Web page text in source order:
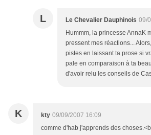
L Le Chevalier Dauphinois 09/
Hummm, la princesse AnnaK
pressent mes réactions...
pistes en laissant ta prose si
pale en comparaison à ta
d'avoir relu les conseils de
K kty 09/09/2007 16:09
comme d'hab j'apprends des